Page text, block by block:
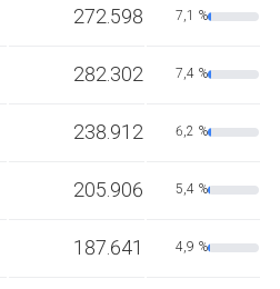
272.598 7,1 %
282.302 7,4 %
238.912 6,2 %
205.906 5,4 %
187.641 4,9 %